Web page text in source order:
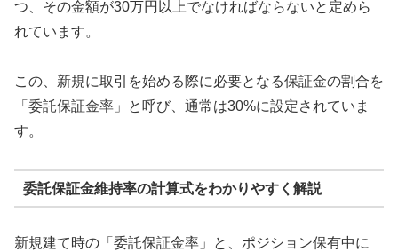
つ、その金額が30万円以上でなければならないと定めら
れています。
この、新規に取引を始める際に必要となる保証金の割合を
「委託保証金率」と呼び、通常は30%に設定されていま
す。
委託保証金維持率の計算式をわかりやすく解説
新規建て時の「委託保証金率」と、ポジション保有中に